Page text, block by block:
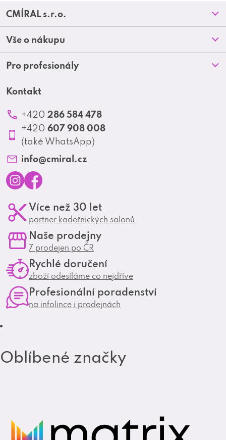
Z
á
p
a
CMÍRAL s.r.o.
Prodejny
O nás
Blog
Kontakt
Vše o nákupu
Doprava a platba
Obchodní podmínky
Reklamace a vrácení zboží
Ochrana osobních údajů
Pro profesionály
Akční letáky
Produktové katalogy
Profesionální spolupráce
Matrix Club
Kontakt
+420 286 584 478
+420 607 908 008
(také WhatsApp)
info@cmiral.cz
n
s
g
a
m
a
e
o
o
k
Více než 30 let
partner kadeřnických salonů
Naše prodejny
7 prodejen po ČR
Rychlé doručení
zboží odesíláme co nejdříve
Profesionální poradenství
na infolince i prodejnách
Oblíbené značky